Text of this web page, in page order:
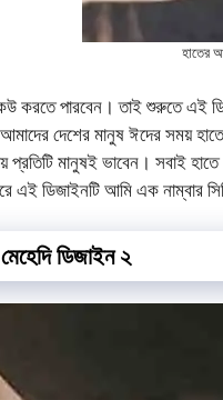
হাতের
করতে পারবেন। তাই শুরুতে এই
দেশের মানুষ ঈদের সময় হাতে
প্রতিটি মানুষই ভাবেন। সবাই
এই ডিজাইনটি আমি এক নাম্বার
ডিজাইন ২